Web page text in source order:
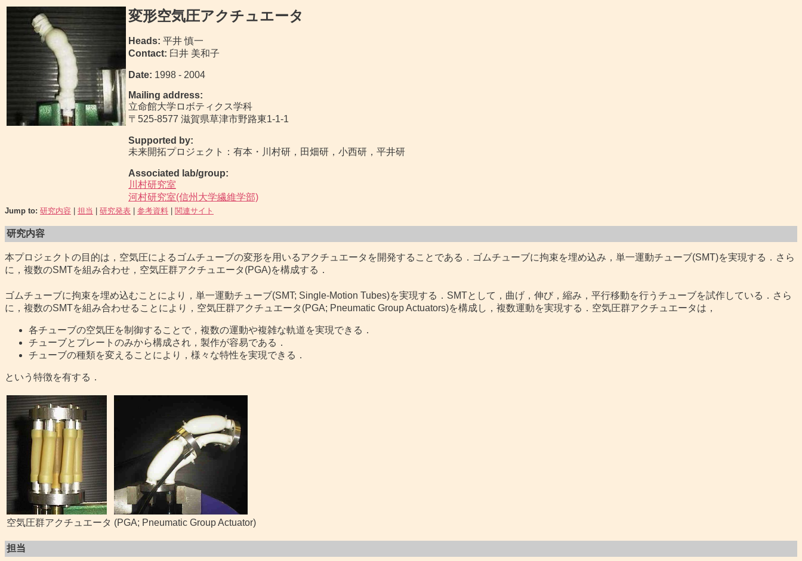
変形空気圧アクチュエータ
Heads: 平井 慎一
Contact: 臼井 美和子
Date: 1998 - 2004
Mailing address:
立命館大学ロボティクス学科
〒525-8577 滋賀県草津市野路東1-1-1
Supported by:
未来開拓プロジェクト：有本・川村研，田畑研，小西研，平井研
Associated lab/group:
川村研究室
河村研究室(信州大学繊維学部)
Jump to: 研究内容 担当 研究発表 参考資料 関連サイト
研究内容
本プロジェクトの目的は，空気圧によるゴムチューブの変形を用いるアクチュエータを開発することである．ゴムチューブに拘束を埋め込み，単一運動チューブ(SMT)を実現する．さら
に，複数のSMTを組み合わせ，空気圧群アクチュエータ(PGA)を構成する．
ゴムチューブに拘束を埋め込むことにより，単一運動チューブ(SMT; Single-Motion Tubes)を実現する．SMTとして，曲げ，伸び，縮み，平行移動を行うチューブを試作している．さら
に，複数のSMTを組み合わせることにより，空気圧群アクチュエータ(PGA; Pneumatic Group Actuators)を構成し，複数運動を実現する．空気圧群アクチュエータは，
各チューブの空気圧を制御することで，複数の運動や複雑な軌道を実現できる．
チューブとプレートのみから構成され，製作が容易である．
チューブの種類を変えることにより，様々な特性を実現できる．
という特徴を有する．
空気圧群アクチュエータ (PGA; Pneumatic Group Actuator)
担当